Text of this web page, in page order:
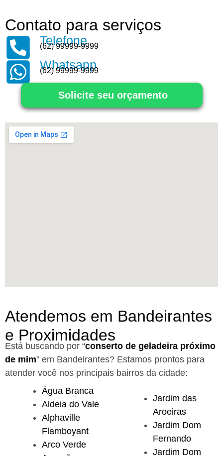
Contato para serviços
Telefone
(62) 99999-9999
Whatsapp
(62) 99999-9999
Solicite seu orçamento
Atendemos em Bandeirantes
e Proximidades
Está buscando por “conserto de geladeira próximo
de mim” em Bandeirantes? Estamos prontos para
atender você nos principais bairros da cidade:
Água Branca
Aldeia do Vale
Alphaville
Flamboyant
Arco Verde
Jardim das
Aroeiras
Jardim Dom
Fernando
Jardim Dom